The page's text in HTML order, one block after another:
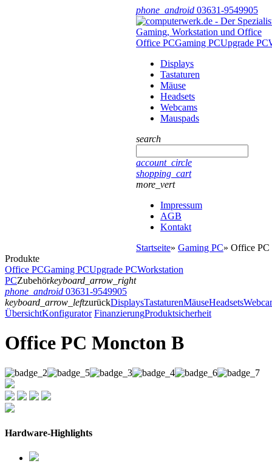
phone_android 03631-9549905
Office PCGaming PCUpgrade PC
Displays
Tastaturen
Mäuse
Headsets
Webcams
Mauspads
search
account_circle
shopping_cart
more_vert
Impressum
AGB
Kontakt
Startseite» Gaming PC» Office
Produkte
Office PCGaming PCUpgrade PCWorkstation
PCZubehörkeyboard_arrow_right
phone_android 03631-9549905
keyboard_arrow_leftzurückDisplaysTastaturenMäuseHeadsets
ÜbersichtKonfigurator FinanzierungProduktsicherheit
Office PC Moncton B
Hardware-Highlights